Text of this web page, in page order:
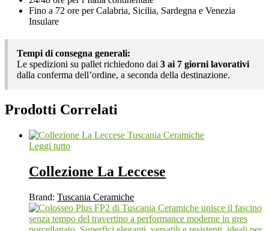
Fino a 72 ore per Calabria, Sicilia, Sardegna e Venezia
Insulare
Tempi di consegna generali:
Le spedizioni su pallet richiedono dai 3 ai 7 giorni lavorativi
dalla conferma dell’ordine, a seconda della destinazione.
Prodotti Correlati
Leggi tutto
Collezione La Leccese
Brand: Tuscania Ceramiche